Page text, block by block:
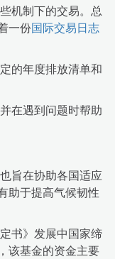
机制下的交易。总
一份国际交易日志
的年度排放清单和
在遇到问题时帮助
旨在协助各国适应
助于提高气候韧性
书》发展中国家缔
该基金的资金主要